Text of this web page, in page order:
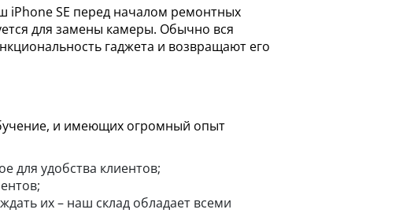
iPhone SE перед началом ремонтных
для замены камеры. Обычно вся
гаджета и возвращают его
и имеющих огромный опыт
для удобства клиентов;
их – наш склад обладает всеми